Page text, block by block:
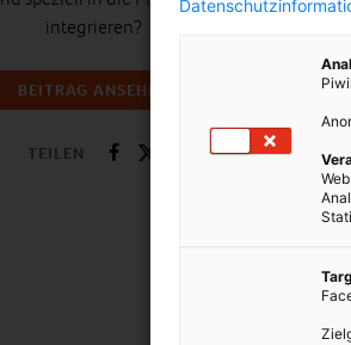
integrieren?
BEITRAG ANSEHEN
TEILEN